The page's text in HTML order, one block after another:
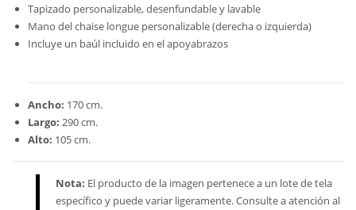
Tapizado personalizable, desenfundable y lavable
Mano del chaise longue personalizable (derecha o izquierda)
Incluye un baúl incluido en el apoyabrazos
Ancho: 170 cm.
Largo: 290 cm.
Alto: 105 cm.
Nota: El producto de la imagen pertenece a un lote de tela
específico y puede variar ligeramente. Consulte a atención al